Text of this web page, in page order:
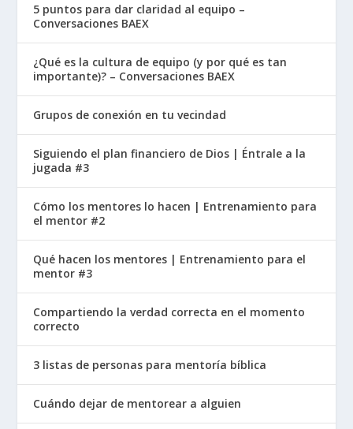
5 puntos para dar claridad al equipo –
Conversaciones BAEX
¿Qué es la cultura de equipo (y por qué es tan
importante)? – Conversaciones BAEX
Grupos de conexión en tu vecindad
Siguiendo el plan financiero de Dios | Éntrale a la
jugada #3
Cómo los mentores lo hacen | Entrenamiento para
el mentor #2
Qué hacen los mentores | Entrenamiento para el
mentor #3
Compartiendo la verdad correcta en el momento
correcto
3 listas de personas para mentoría bíblica
Cuándo dejar de mentorear a alguien